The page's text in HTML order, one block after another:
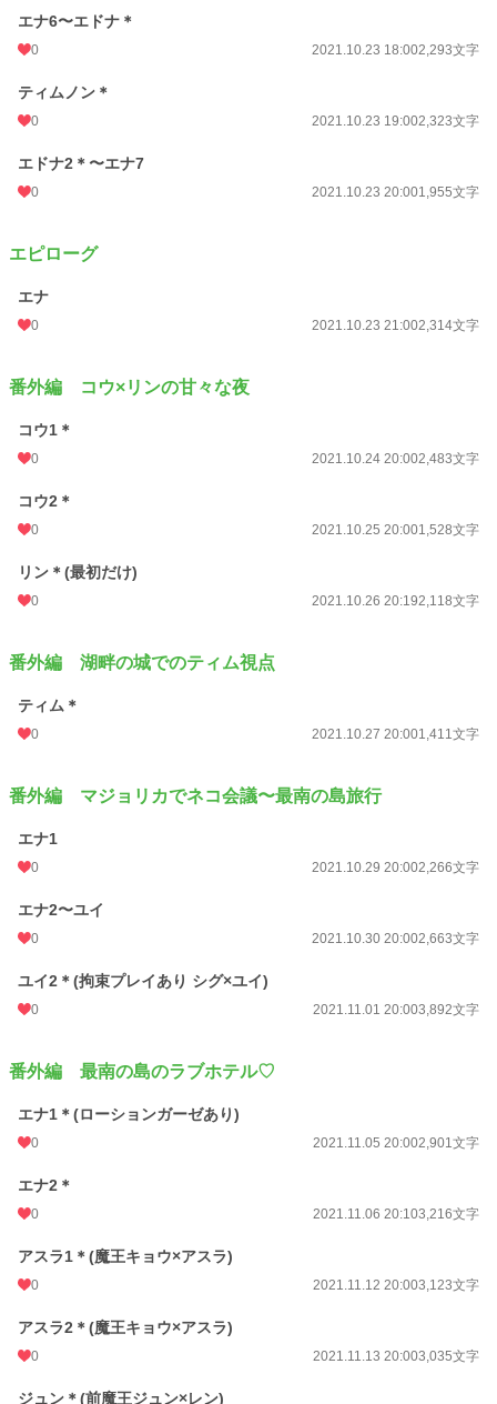
エナ6〜エドナ＊
0 2021.10.23 18:002,293文字
ティムノン＊
0 2021.10.23 19:002,323文字
エドナ2＊〜エナ7
0 2021.10.23 20:001,955文字
エピローグ
エナ
0 2021.10.23 21:002,314文字
番外編 コウ×リンの甘々な夜
コウ1＊
0 2021.10.24 20:002,483文字
コウ2＊
0 2021.10.25 20:001,528文字
リン＊(最初だけ)
0 2021.10.26 20:192,118文字
番外編 湖畔の城でのティム視点
ティム＊
0 2021.10.27 20:001,411文字
番外編 マジョリカでネコ会議〜最南の島旅行
エナ1
0 2021.10.29 20:002,266文字
エナ2〜ユイ
0 2021.10.30 20:002,663文字
ユイ2＊(拘束プレイあり シグ×ユイ)
0 2021.11.01 20:003,892文字
番外編 最南の島のラブホテル♡
エナ1＊(ローションガーゼあり)
0 2021.11.05 20:002,901文字
エナ2＊
0 2021.11.06 20:103,216文字
アスラ1＊(魔王キョウ×アスラ)
0 2021.11.12 20:003,123文字
アスラ2＊(魔王キョウ×アスラ)
0 2021.11.13 20:003,035文字
ジュン＊(前魔王ジュン×レン)